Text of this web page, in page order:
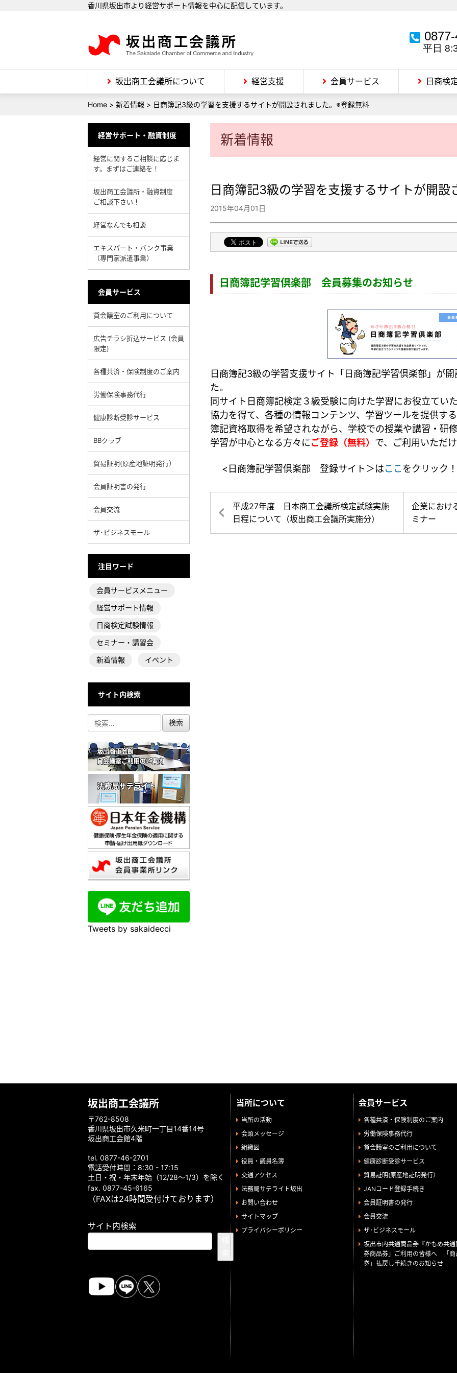
香川県坂出市より経営サポート情報を中心に配信しています。
平日
坂出商工会議所について 経営支援 会員サービス 日商検
Home > 新着情報 > 日商簿記3級の学習を支援するサイトが開設されました。※登録無料
新着情報
日商簿記3級の学習を支援するサイトが開設
2015年04月01日
日商簿記学習倶楽部 会員募集のお知らせ
日商簿記3級の学習支援サイト「日商簿記学習倶楽部」が
た。
同サイト日商簿記検定３級受験に向けた学習にお役立てい
協力を得て、各種の情報コンテンツ、学習ツールを提供する
簿記資格取得を希望されながら、学校での授業や講習・研
学習が中心となる方々にご登録（無料） で、ご利用いただ
<日商簿記学習倶楽部 登録サイト＞はここ をクリック！
平成27年度 日本商工会議所検定試験実施
日程について（坂出商工会議所実施分）
企業におけ
ミナー
経営サポート・融資制度
経営に関するご相談に応じま
す。まずはご連絡を！
坂出商工会議所・融資制度
ご相談下さい！
経営なんでも相談
エキスパート・バンク事業
（専門家派遣事業）
会員サービス
貸会議室のご利用について
広告チラシ折込サービス (会員
限定)
各種共済・保険制度のご案内
労働保険事務代行
健康診断受診サービス
BBクラブ
貿易証明(原産地証明発行）
会員証明書の発行
会員交流
ザ･ビジネスモール
注目ワード
会員サービスメニュー
経営サポート情報
日商検定試験情報
セミナー・講習会
新着情報
イベント
サイト内検索
Tweets by sakaidecci
坂出商工会議所
〒762-8508
香川県坂出市久米町一丁目14番14号
坂出商工会館4階
tel. 0877-46-2701
電話受付時間：8:30 - 17:15
土日・祝・年末年始（12/28～1/3）を除く
fax. 0877-45-6165
（FAXは24時間受付けております）
サイト内検索
当所について
当所の活動
会頭メッセージ
組織図
役員・議員名簿
交通アクセス
法務局サテライト坂出
お問い合わせ
サイトマップ
プライバシーポリシー
会員サービス
各種共済・保険制度のご案内
労働保険事務代行
貸会議室のご利用について
健康診断受診サービス
貿易証明(原産地証明発行）
JANコード登録手続き
会員証明書の発行
会員交流
ザ･ビジネスモール
坂出市内共通商品券『かもめ共通
券商品券」ご利用の皆様へ 「商
券」払戻し手続きのお知らせ